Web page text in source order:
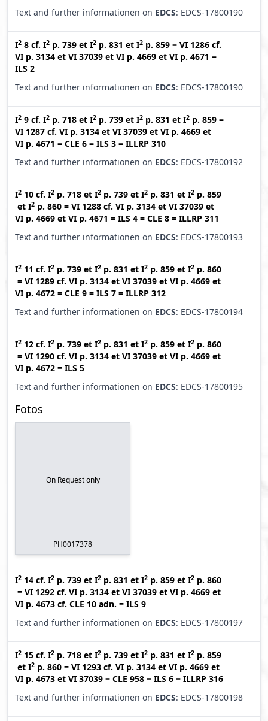
Text and further informationen on EDCS: EDCS-17800190
I2 8 cf. I2 p. 739 et I2 p. 831 et I2 p. 859 = VI 1286 cf.
VI p. 3134 et VI 37039 et VI p. 4669 et VI p. 4671 =
ILS 2
Text and further informationen on EDCS: EDCS-17800190
I2 9 cf. I2 p. 718 et I2 p. 739 et I2 p. 831 et I2 p. 859 =
VI 1287 cf. VI p. 3134 et VI 37039 et VI p. 4669 et
VI p. 4671 = CLE 6 = ILS 3 = ILLRP 310
Text and further informationen on EDCS: EDCS-17800192
I2 10 cf. I2 p. 718 et I2 p. 739 et I2 p. 831 et I2 p. 859
et I2 p. 860 = VI 1288 cf. VI p. 3134 et VI 37039 et
VI p. 4669 et VI p. 4671 = ILS 4 = CLE 8 = ILLRP 311
Text and further informationen on EDCS: EDCS-17800193
I2 11 cf. I2 p. 739 et I2 p. 831 et I2 p. 859 et I2 p. 860
= VI 1289 cf. VI p. 3134 et VI 37039 et VI p. 4669 et
VI p. 4672 = CLE 9 = ILS 7 = ILLRP 312
Text and further informationen on EDCS: EDCS-17800194
I2 12 cf. I2 p. 739 et I2 p. 831 et I2 p. 859 et I2 p. 860
= VI 1290 cf. VI p. 3134 et VI 37039 et VI p. 4669 et
VI p. 4672 = ILS 5
Text and further informationen on EDCS: EDCS-17800195
Fotos
On Request only
PH0017378
I2 14 cf. I2 p. 739 et I2 p. 831 et I2 p. 859 et I2 p. 860
= VI 1292 cf. VI p. 3134 et VI 37039 et VI p. 4669 et
VI p. 4673 cf. CLE 10 adn. = ILS 9
Text and further informationen on EDCS: EDCS-17800197
I2 15 cf. I2 p. 718 et I2 p. 739 et I2 p. 831 et I2 p. 859
et I2 p. 860 = VI 1293 cf. VI p. 3134 et VI p. 4669 et
VI p. 4673 et VI 37039 = CLE 958 = ILS 6 = ILLRP 316
Text and further informationen on EDCS: EDCS-17800198